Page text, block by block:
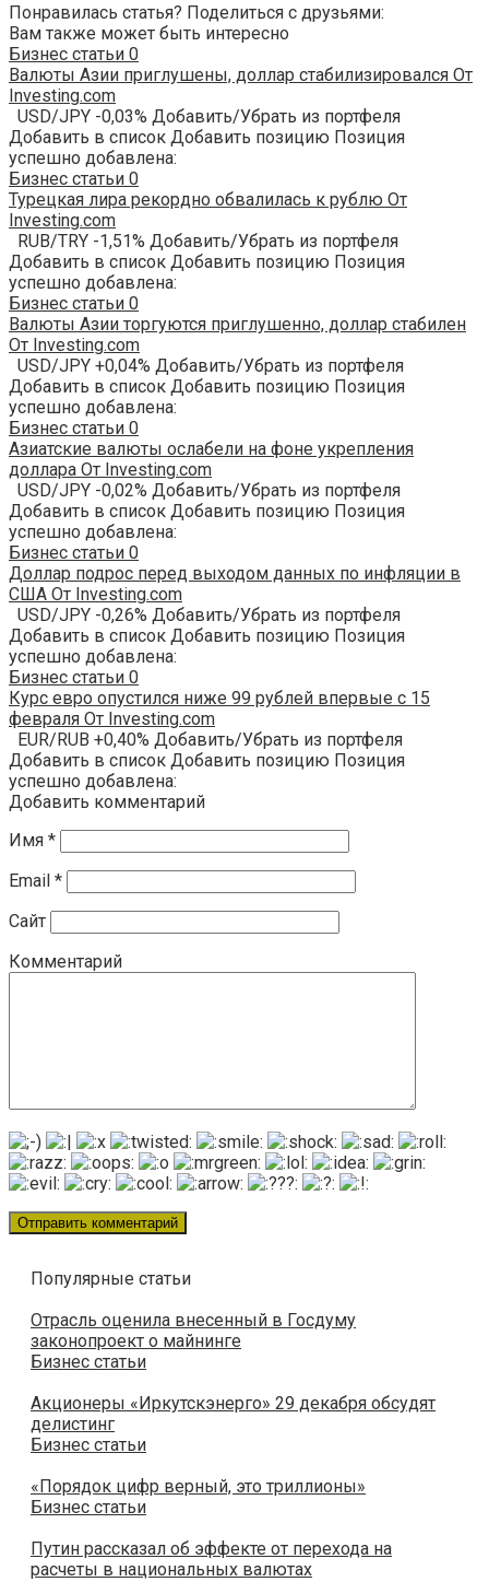
Понравилась статья? Поделиться с друзьями:
Вам также может быть интересно
Бизнес статьи 0
Валюты Азии приглушены, доллар стабилизировался От
Investing.com
USD/JPY -0,03% Добавить/Убрать из портфеля
Добавить в список Добавить позицию Позиция
успешно добавлена:
Бизнес статьи 0
Турецкая лира рекордно обвалилась к рублю От
Investing.com
RUB/TRY -1,51% Добавить/Убрать из портфеля
Добавить в список Добавить позицию Позиция
успешно добавлена:
Бизнес статьи 0
Валюты Азии торгуются приглушенно, доллар стабилен
От Investing.com
USD/JPY +0,04% Добавить/Убрать из портфеля
Добавить в список Добавить позицию Позиция
успешно добавлена:
Бизнес статьи 0
Азиатские валюты ослабели на фоне укрепления
доллара От Investing.com
USD/JPY -0,02% Добавить/Убрать из портфеля
Добавить в список Добавить позицию Позиция
успешно добавлена:
Бизнес статьи 0
Доллар подрос перед выходом данных по инфляции в
США От Investing.com
USD/JPY -0,26% Добавить/Убрать из портфеля
Добавить в список Добавить позицию Позиция
успешно добавлена:
Бизнес статьи 0
Курс евро опустился ниже 99 рублей впервые с 15
февраля От Investing.com
EUR/RUB +0,40% Добавить/Убрать из портфеля
Добавить в список Добавить позицию Позиция
успешно добавлена:
Добавить комментарий
Имя *
Email *
Сайт
Комментарий
Популярные статьи
Отрасль оценила внесенный в Госдуму
законопроект о майнинге
Бизнес статьи
Акционеры «Иркутскэнерго» 29 декабря обсудят
делистинг
Бизнес статьи
«Порядок цифр верный, это триллионы»
Бизнес статьи
Путин рассказал об эффекте от перехода на
расчеты в национальных валютах